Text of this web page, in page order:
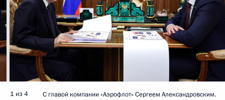
1 из 4 С главой компании «Аэрофлот» Сергеем Александровским.